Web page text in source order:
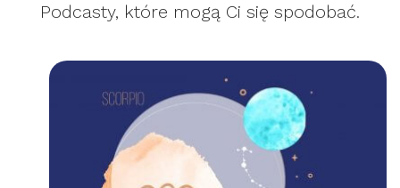
Podcasty, które mogą Ci się spodobać.